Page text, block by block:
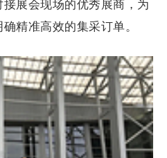
展会现场的优秀展商，为
精准高效的集采订单。